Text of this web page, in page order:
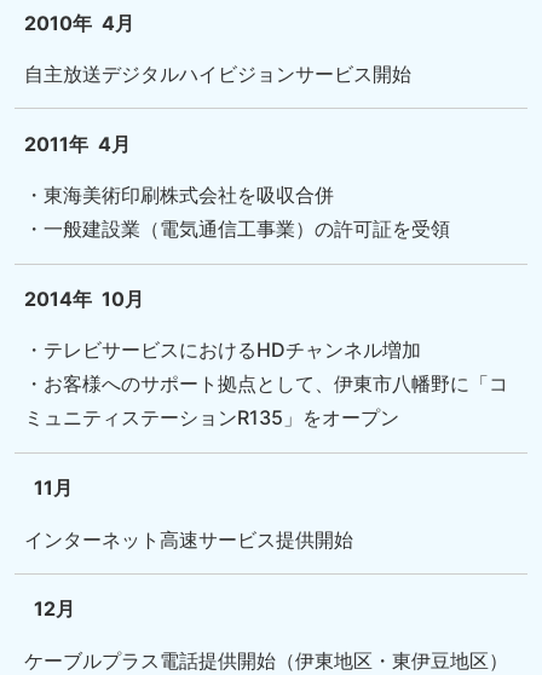
2010年 4月
自主放送デジタルハイビジョンサービス開始
2011年 4月
・東海美術印刷株式会社を吸収合併
・一般建設業（電気通信工事業）の許可証を受領
2014年 10月
・テレビサービスにおけるHDチャンネル増加
・お客様へのサポート拠点として、伊東市八幡野に「コ
ミュニティステーションR135」をオープン
11月
インターネット高速サービス提供開始
12月
ケーブルプラス電話提供開始（伊東地区・東伊豆地区）